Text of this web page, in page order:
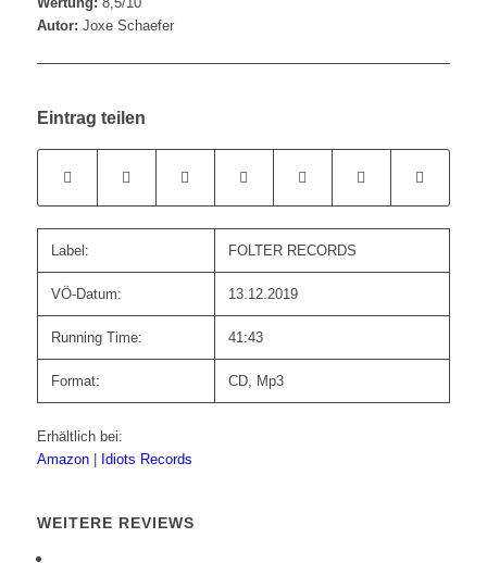
Autor: Joxe Schaefer
Eintrag teilen
Label: FOLTER RECORDS
VÖ-Datum: 13.12.2019
Running Time: 41:43
Format: CD, Mp3
Erhältlich bei:
Amazon
Idiots Records
WEITERE REVIEWS